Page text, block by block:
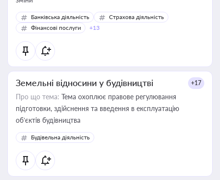
Банківська діяльність
Страхова діяльність
Фінансові послуги
+13
Земельні відносини у будівництві +17
Про що тема: Тема охоплює правове регулювання
підготовки, здійснення та введення в експлуатацію
об’єктів будівництва
Будівельна діяльність